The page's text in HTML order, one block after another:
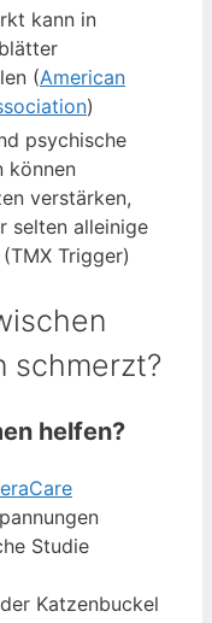
kann in
(American
)
psychische
können
verstärken,
selten alleinige
Trigger)
schmerzt?
helfen?
Studie
Katzenbuckel